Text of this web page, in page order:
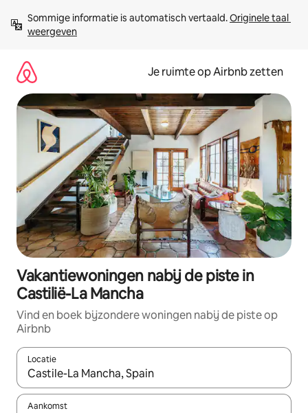
direct
naar
Sommige informatie is automatisch vertaald. Originele taal
weergeven
Je ruimte op Airbnb zetten
Vakantiewoningen nabij de piste in
Castilië-La Mancha
Vind en boek bijzondere woningen nabij de piste op
Airbnb
Locatie
Wanneer er suggesties beschikbaar zijn, maak je een keuze
Aankomst